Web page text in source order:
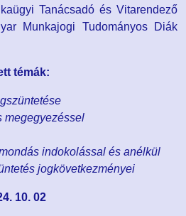
Tanácsadó és Vitarendező
Munkajogi Tudományos Diák
témák:
megegyezéssel
indokolással és anélkül
jogkövetkezményei
10. 02